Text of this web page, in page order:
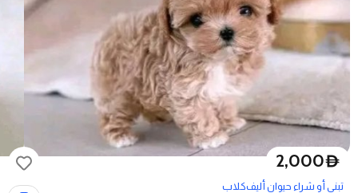
D
2,000
تبني أو شراء حيوان أليفكلاب